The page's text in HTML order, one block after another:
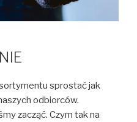
sprostać jak
odbiorców.
zacząć. Czym tak na